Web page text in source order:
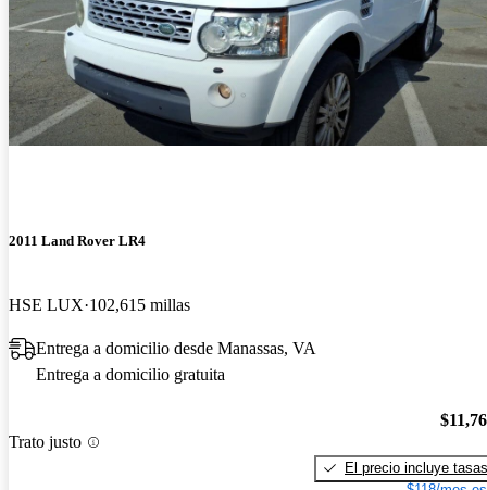
2011 Land Rover LR4
HSE LUX 102,615 millas
Entrega a domicilio desde Manassas, VA
Entrega a domicilio gratuita
Trato justo
El precio incluye tasas